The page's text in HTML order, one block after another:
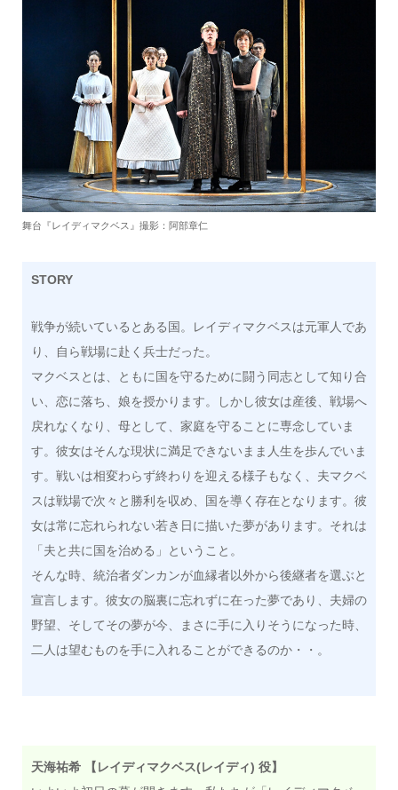
舞台『レイディマクベス』撮影：阿部章仁
STORY
戦争が続いているとある国。レイディマクベスは元軍人であ
り、自ら戦場に赴く兵士だった。
マクベスとは、ともに国を守るために闘う同志として知り合
い、恋に落ち、娘を授かります。しかし彼女は産後、戦場へ
戻れなくなり、母として、家庭を守ることに専念していま
す。彼女はそんな現状に満足できないまま人生を歩んでいま
す。戦いは相変わらず終わりを迎える様子もなく、夫マクベ
スは戦場で次々と勝利を収め、国を導く存在となります。彼
女は常に忘れられない若き日に描いた夢があります。それは
「夫と共に国を治める」ということ。
そんな時、統治者ダンカンが血縁者以外から後継者を選ぶと
宣言します。彼女の脳裏に忘れずに在った夢であり、夫婦の
野望、そしてその夢が今、まさに手に入りそうになった時、
二人は望むものを手に入れることができるのか・・。
天海祐希 【レイディマクベス(レイディ) 役】